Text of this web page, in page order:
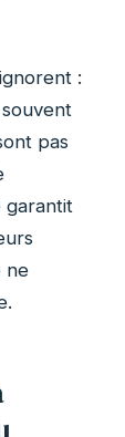
:
pas
garantit
ne